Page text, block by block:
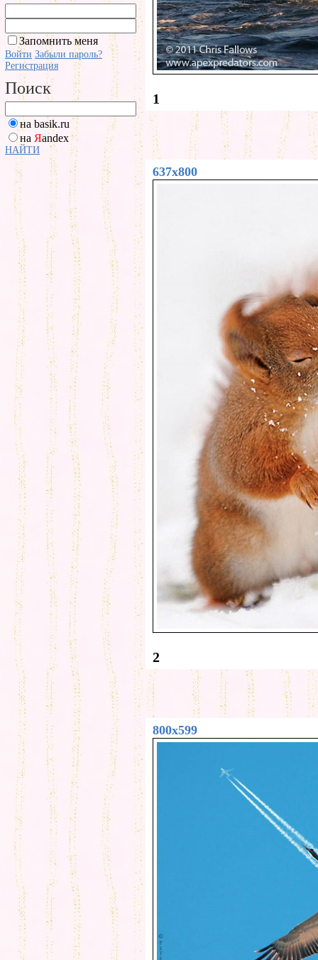
Запомнить меня
Войти Забыли пароль?
Регистрация
Поиск
на basik.ru
на Яandex
НАЙТИ
1
637x800
2
800x599